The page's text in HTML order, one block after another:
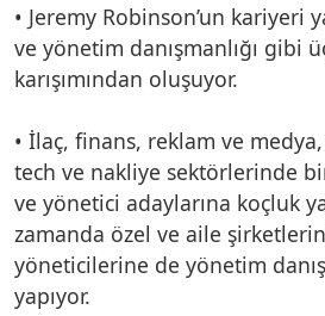
• Jeremy Robinson’un kariyeri
ve yönetim danışmanlığı gibi
karışımından oluşuyor.
• İlaç, finans, reklam ve
tech ve nakliye sektörlerinde
ve yönetici adaylarına koçluk
zamanda özel ve aile
yöneticilerine de yönetim
yapıyor.